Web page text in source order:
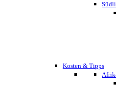
Kosten & Tipps